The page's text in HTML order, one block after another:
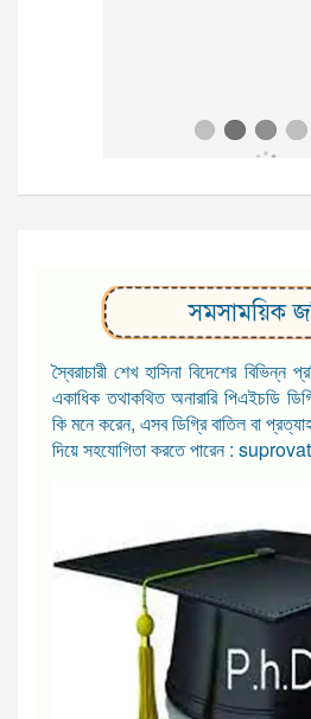
সমসাময়িক
স্বৈরাচারী শেখ হাসিনা বিদেশের বিভিন্ন
একাধিক তথাকথিত অনারারি পিএইচডি
কি মনে করেন, এসব ডিগ্রি বাতিল বা
দিয়ে সহযোগিতা করতে পারেন :